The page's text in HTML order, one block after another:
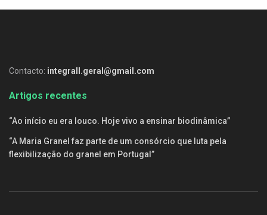
Contacto: integrall.geral@gmail.com
Artigos recentes
“Ao início eu era louco. Hoje vivo a ensinar biodinâmica”
“A Maria Granel faz parte de um consórcio que luta pela
flexibilização do granel em Portugal”